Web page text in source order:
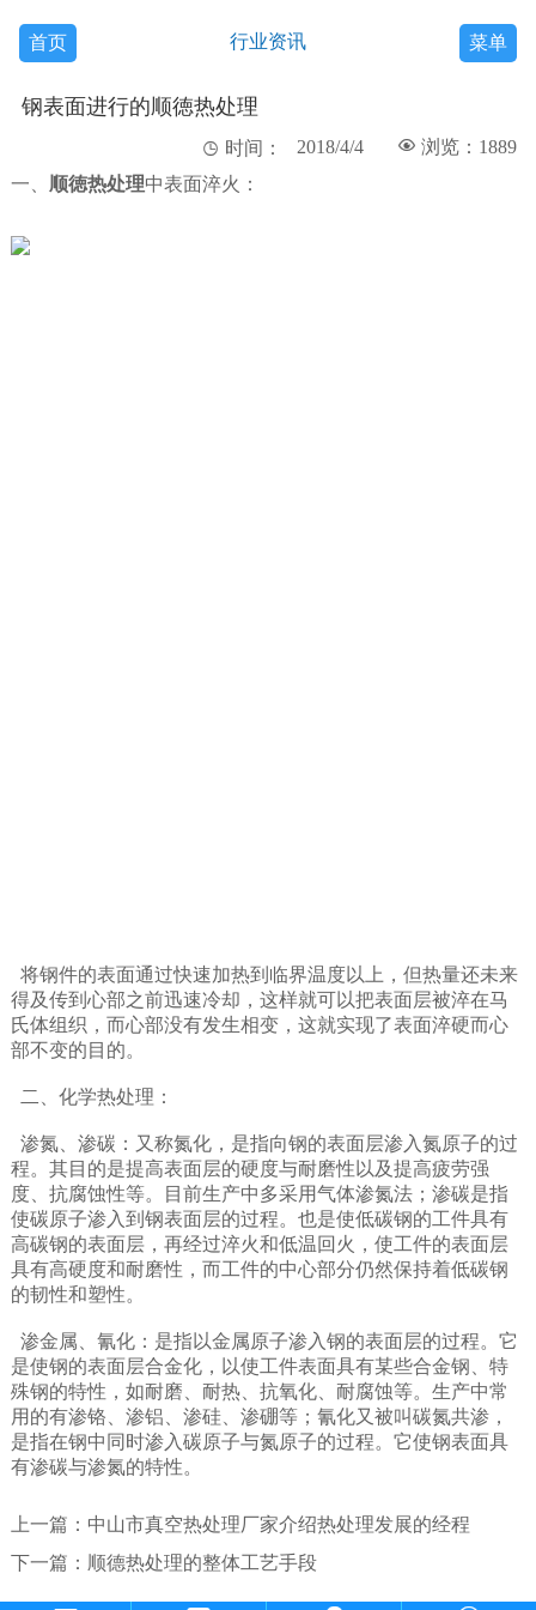
首页 行业资讯 菜单
钢表面进行的顺徳热处理
 浏览：1889
 时间：
2018/4/4
一、 顺徳热处理中表面淬火：
将钢件的表面通过快速加热到临界温度以上，但热量还未来
得及传到心部之前迅速冷却，这样就可以把表面层被淬在马
氏体组织，而心部没有发生相变，这就实现了表面淬硬而心
部不变的目的。
二、化学热处理：
渗氮、渗碳：又称氮化，是指向钢的表面层渗入氮原子的过
程。其目的是提高表面层的硬度与耐磨性以及提高疲劳强
度、抗腐蚀性等。目前生产中多采用气体渗氮法；渗碳是指
使碳原子渗入到钢表面层的过程。也是使低碳钢的工件具有
高碳钢的表面层，再经过淬火和低温回火，使工件的表面层
具有高硬度和耐磨性，而工件的中心部分仍然保持着低碳钢
的韧性和塑性。
渗金属、氰化：是指以金属原子渗入钢的表面层的过程。它
是使钢的表面层合金化，以使工件表面具有某些合金钢、特
殊钢的特性，如耐磨、耐热、抗氧化、耐腐蚀等。生产中常
用的有渗铬、渗铝、渗硅、渗硼等；氰化又被叫碳氮共渗，
是指在钢中同时渗入碳原子与氮原子的过程。它使钢表面具
有渗碳与渗氮的特性。
上一篇： 中山市真空热处理厂家介绍热处理发展的经程
下一篇： 顺德热处理的整体工艺手段